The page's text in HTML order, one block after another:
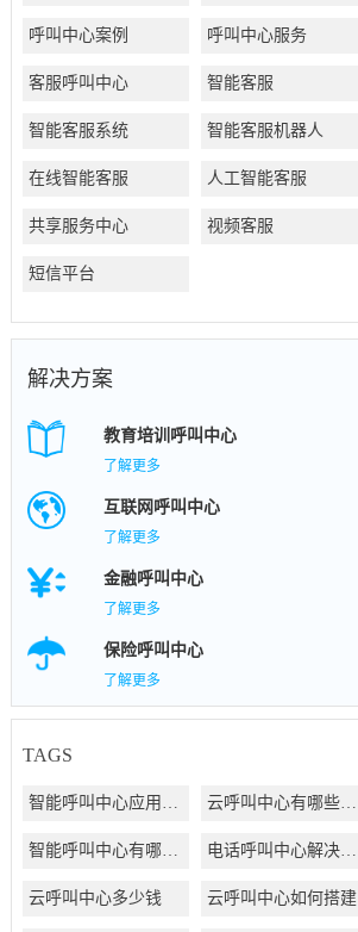
呼叫中心案例 呼叫中心服务
客服呼叫中心 智能客服
智能客服系统 智能客服机器人
在线智能客服 人工智能客服
共享服务中心 视频客服
短信平台
解决方案
教育培训呼叫中心
了解更多
互联网呼叫中心
了解更多
金融呼叫中心
了解更多
保险呼叫中心
了解更多
TAGS
智能呼叫中心应用方案 云呼叫中心有哪些好处
智能呼叫中心有哪些好处 电话呼叫中心解决方案
云呼叫中心多少钱 云呼叫中心如何搭建